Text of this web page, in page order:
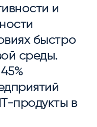
и
быстро
среды.
продукты в